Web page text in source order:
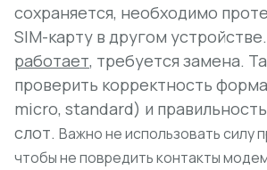
сохраняется, необходимо
SIM-карту в другом устройстве.
работает, требуется замена.
проверить корректность
micro, standard) и
слот. Важно не использовать силу
чтобы не повредить контакты